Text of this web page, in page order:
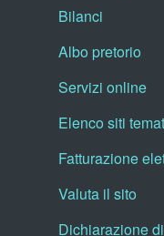
Bilanci
Albo pretorio
Servizi online
Elenco siti
Fatturazione
Valuta il sito
Dichiarazione